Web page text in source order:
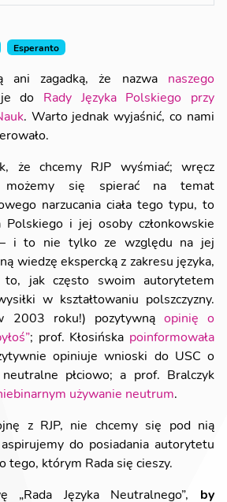
Esperanto
ani zagadką, że nazwa naszego
do Rady Języka Polskiego przy
. Warto jednak wyjaśnić, co nami
chcemy RJP wyśmiać; wręcz
możemy się spierać na temat
narzucania ciała tego typu, to
Polskiego i jej osoby członkowskie
– i to nie tylko ze względu na jej
wiedzę ekspercką z zakresu języka,
jak często swoim autorytetem
w kształtowaniu polszczyzny.
2003 roku!) pozytywną opinię o
; prof. Kłosińska poinformowała
opiniuje wnioski do USC o
płciowo; a prof. Bralczyk
używanie neutrum
z RJP, nie chcemy się pod nią
do posiadania autorytetu
tego, którym Rada się cieszy.
„Rada Języka Neutralnego”, by